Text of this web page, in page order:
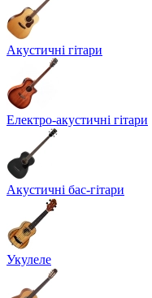
Акустичні гітари
Електро-акустичні гітари
Акустичні бас-гітари
Укулеле